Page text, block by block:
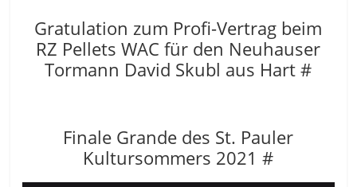
Gratulation zum Profi-Vertrag beim
RZ Pellets WAC für den Neuhauser
Tormann David Skubl aus Hart #
Finale Grande des St. Pauler
Kultursommers 2021 #